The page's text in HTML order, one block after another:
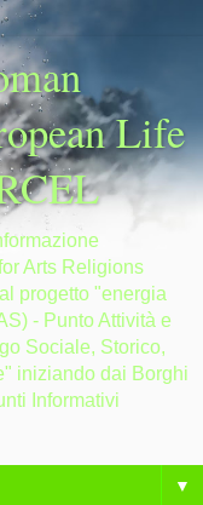
Life
Arts Religions
progetto "energia
- Punto Attività e
Sociale, Storico,
iniziando dai Borghi
Informativi
▼